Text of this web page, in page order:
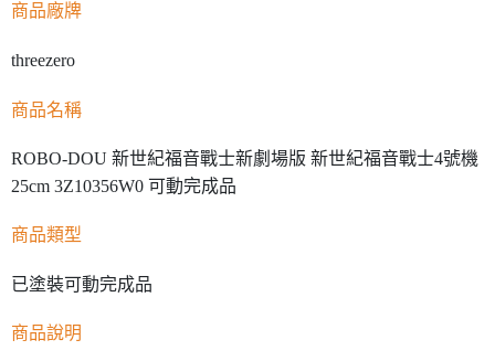
商品廠牌
threezero
商品名稱
ROBO-DOU 新世紀福音戰士新劇場版 新世紀福音戰士4號機
25cm 3Z10356W0 可動完成品
商品類型
已塗裝可動完成品
商品說明